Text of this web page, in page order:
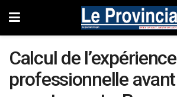
Calcul de l’expérience
professionnelle avant